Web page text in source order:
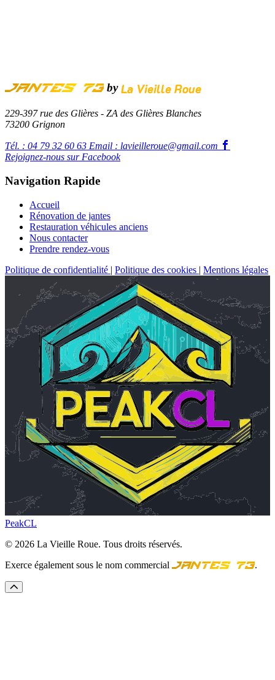
Jantes 73 by La Vieille Roue
229-397 rue des Glières - ZA des Glières Blanches
73200 Grignon
Tél. : 04 79 32 60 63 Email : lavieilleroue@gmail.com
Rejoignez-nous sur Facebook
Navigation Rapide
Accueil
Rénovation de jantes
Restauration véhicules anciens
Nous contacter
Prendre rendez-vous
Politique de confidentialité | Politique des cookies | Mentions légales
PeakCL
© 2026 La Vieille Roue. Tous droits réservés.
Exerce également sous le nom commercial Jantes 73.